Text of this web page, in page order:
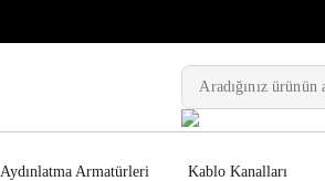
Aydınlatma Armatürleri Kablo Kanalları